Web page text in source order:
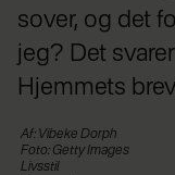
sover, og det
jeg? Det
Hjemmets
Af: Vibeke Dorph
Foto: Getty Images
Livsstil